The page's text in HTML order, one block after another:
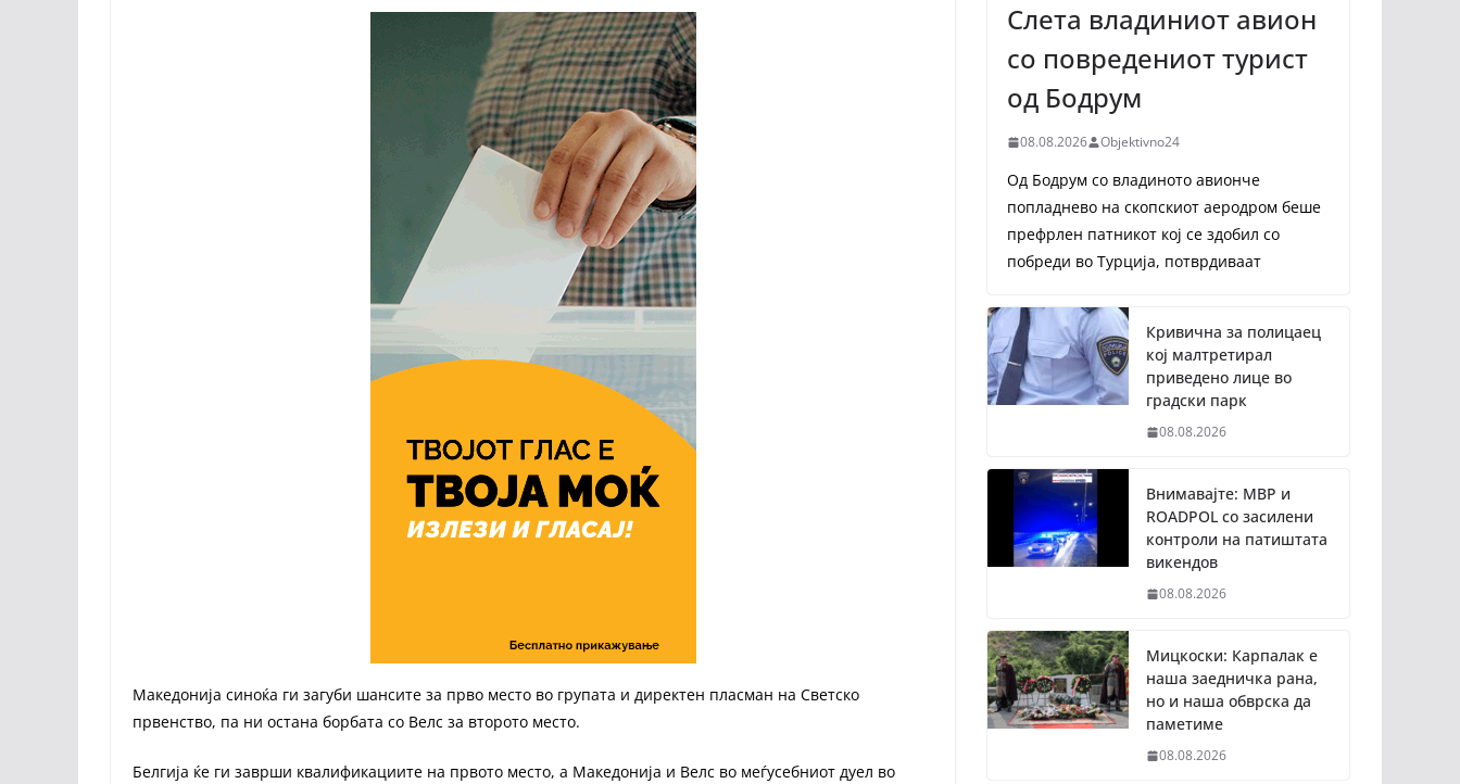
Македонија синоќа ги загуби шансите за прво место во групата и директен пласман на Светско
првенство, па ни остана борбата со Велс за второто место.
Белгија ќе ги заврши квалификациите на првото место, а Македонија и Велс во меѓусебниот дуел во
Слета владиниот авион
со повредениот турист
од Бодрум
08.08.2026 Objektivno24
Од Бодрум со владиното авионче
попладнево на скопскиот аеродром беше
префрлен патникот кој се здобил со
побреди во Турција, потврдиваат
Кривична за полицаец
кој малтретирал
приведено лице во
градски парк
08.08.2026
Внимавајте: МВР и
ROADPOL со засилени
контроли на патиштата
викендов
08.08.2026
Мицкоски: Карпалак е
наша заедничка рана,
но и наша обврска да
паметиме
08.08.2026